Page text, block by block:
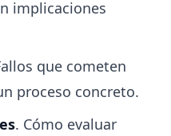
implicaciones
que cometen
proceso concreto.
. Cómo evaluar